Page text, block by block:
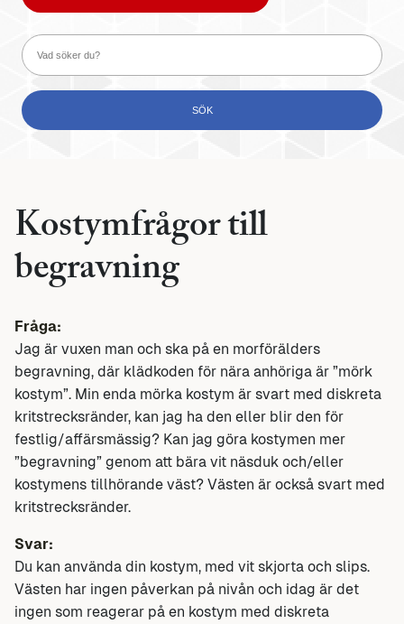
Kostymfrågor till
begravning
Fråga:
Jag är vuxen man och ska på en morförälders
begravning, där klädkoden för nära anhöriga är ”mörk
kostym”. Min enda mörka kostym är svart med diskreta
kritstrecksränder, kan jag ha den eller blir den för
festlig/affärsmässig? Kan jag göra kostymen mer
”begravning” genom att bära vit näsduk och/eller
kostymens tillhörande väst? Västen är också svart med
kritstrecksränder.
Svar:
Du kan använda din kostym, med vit skjorta och slips.
Västen har ingen påverkan på nivån och idag är det
ingen som reagerar på en kostym med diskreta